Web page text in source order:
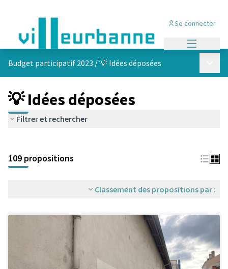
Se connecter
Budget participatif 2023 /💡 Idées déposées
💡 Idées déposées
Filtrer et rechercher
+
−
109 propositions
Classement des propositions par :